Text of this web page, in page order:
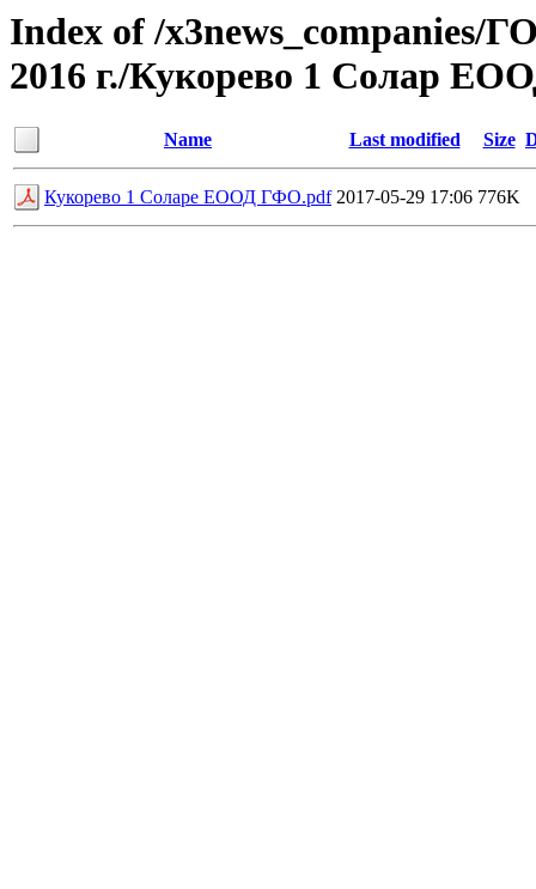
Index of /
2016 г./Кукорево 1 Солар
Name Last modified Size
Кукорево 1 Соларе ЕООД ГФО.pdf 2017-05-29 17:06 776K